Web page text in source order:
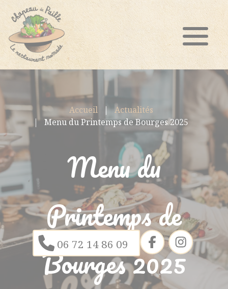
06 72 14 86 09
Menu du
Printemps de
Bourges 2025
Accueil
Actualités
Menu du Printemps de Bourges 2025